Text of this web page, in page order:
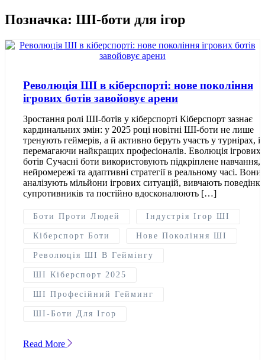
Позначка: ШІ-боти для ігор
Революція ШІ в кіберспорті: нове покоління
ігрових ботів завойовує арени
Зростання ролі ШІ-ботів у кіберспорті Кіберспорт зазнає
кардинальних змін: у 2025 році новітні ШІ-боти не лише
тренують геймерів, а й активно беруть участь у турнірах,
перемагаючи найкращих професіоналів. Еволюція ігрових
ботів Сучасні боти використовують підкріплене навчання,
нейромережі та адаптивні стратегії в реальному часі. Вони
аналізують мільйони ігрових ситуацій, вивчають поведінку
супротивників та постійно вдосконалюють […]
Боти Проти Людей Індустрія Ігор ШІ
Кіберспорт Боти Нове Покоління ШІ
Революція ШІ В Геймінгу
ШІ Кіберспорт 2025
ШІ Професійний Гейминг
ШІ-Боти Для Ігор
Read More